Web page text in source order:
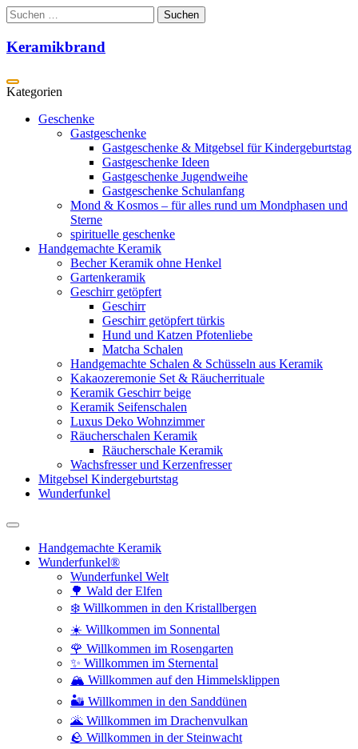
Zum
Inhalt
springen
Suchen
nach:
Keramikbrand
Geschenke
Gastgeschenke
Gastgeschenke & Mitgebsel für Kindergeburtstag
Gastgeschenke Ideen
Gastgeschenke Jugendweihe
Gastgeschenke Schulanfang
Mond & Kosmos – für alles rund um Mondphasen und
Sterne
spirituelle geschenke
Handgemachte Keramik
Becher Keramik ohne Henkel
Gartenkeramik
Geschirr getöpfert
Geschirr
Geschirr getöpfert türkis
Hund und Katzen Pfotenliebe
Matcha Schalen
Handgemachte Schalen & Schüsseln aus Keramik
Kakaozeremonie Set & Räucherrituale
Keramik Geschirr beige
Keramik Seifenschalen
Luxus Deko Wohnzimmer
Räucherschalen Keramik
Räucherschale Keramik
Wachsfresser und Kerzenfresser
Mitgebsel Kindergeburtstag
Wunderfunkel
Handgemachte Keramik
Wunderfunkel®
Wunderfunkel Welt
🌳 Wald der Elfen
❄️ Willkommen in den Kristallbergen
☀️ Willkommen im Sonnental
🌹 Willkommen im Rosengarten
✨ Willkommen im Sternental
🏔️ Willkommen auf den Himmelsklippen
🏜️ Willkommen in den Sanddünen
🌋 Willkommen im Drachenvulkan
🪨 Willkommen in der Steinwacht